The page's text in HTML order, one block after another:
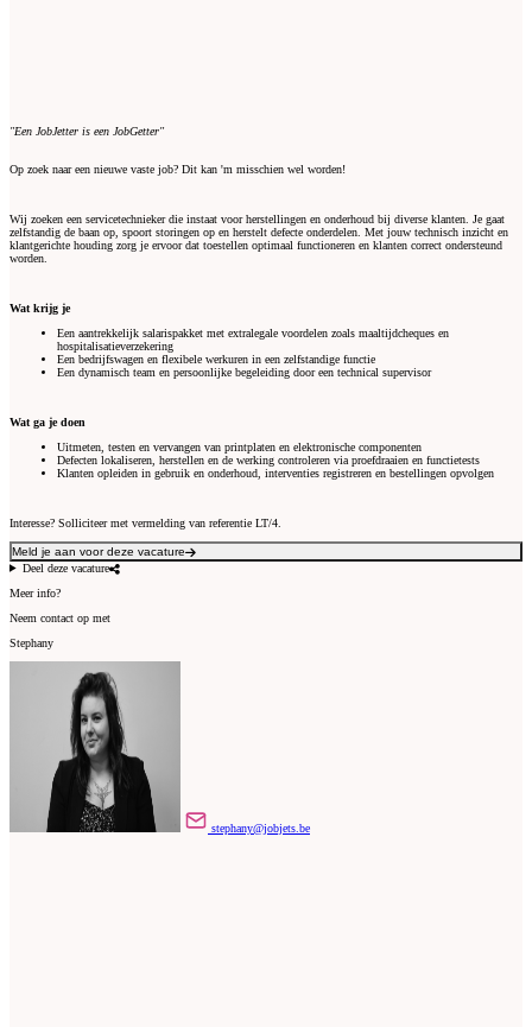
"Een JobJetter is een JobGetter"
Op zoek naar een nieuwe vaste job? Dit kan 'm misschien wel worden!
Wij zoeken een servicetechnieker die instaat voor herstellingen en onderhoud bij diverse klanten. Je gaat
zelfstandig de baan op, spoort storingen op en herstelt defecte onderdelen. Met jouw technisch inzicht en
klantgerichte houding zorg je ervoor dat toestellen optimaal functioneren en klanten correct ondersteund
worden.
Wat krijg je
Een aantrekkelijk salarispakket met extralegale voordelen zoals maaltijdcheques en
hospitalisatieverzekering
Een bedrijfswagen en flexibele werkuren in een zelfstandige functie
Een dynamisch team en persoonlijke begeleiding door een technical supervisor
Wat ga je doen
Uitmeten, testen en vervangen van printplaten en elektronische componenten
Defecten lokaliseren, herstellen en de werking controleren via proefdraaien en functietests
Klanten opleiden in gebruik en onderhoud, interventies registreren en bestellingen opvolgen
Interesse? Solliciteer met vermelding van referentie LT/4.
Meld je aan voor deze vacature
Deel deze vacature
Meer info?
Neem contact op met
Stephany
stephany@jobjets.be